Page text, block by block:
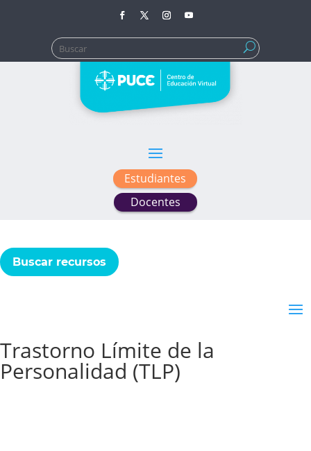
Buscar:
Estudiantes
Docentes
Buscar recursos
Trastorno Límite de la
Personalidad (TLP)​